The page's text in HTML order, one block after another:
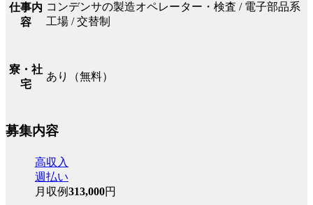
仕事内
容
コンデンサの製造オペレーター・検査 / 電子部品系
工場 / 交替制
寮・社
宅
あり（無料）
募集内容
高収入
週払い
月収例313,000円